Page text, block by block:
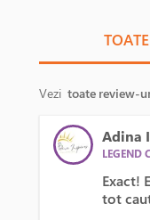
TOATE
Vezi toate review-
Adina
LEGEND
Exact!
tot